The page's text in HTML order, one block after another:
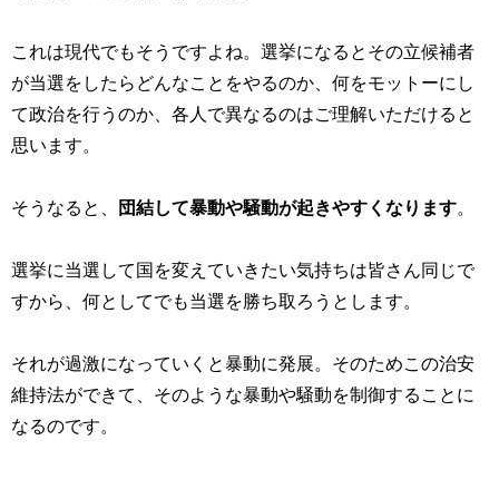
これは現代でもそうですよね。選挙になるとその立候補者
が当選をしたらどんなことをやるのか、何をモットーにし
て政治を行うのか、各人で異なるのはご理解いただけると
思います。
そうなると、 団結して暴動や騒動が起きやすくなります。
選挙に当選して国を変えていきたい気持ちは皆さん同じで
すから、何としてでも当選を勝ち取ろうとします。
それが過激になっていくと暴動に発展。そのためこの治安
維持法ができて、そのような暴動や騒動を制御することに
なるのです。